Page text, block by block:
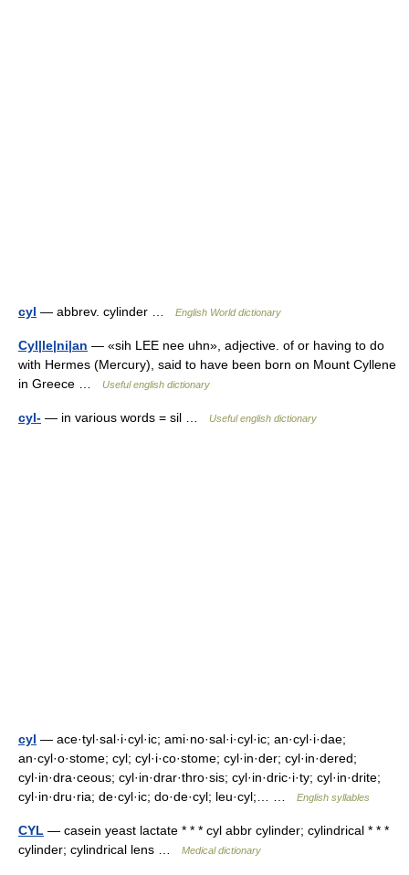
cyl — abbrev. cylinder … English World dictionary
Cyl|le|ni|an — «sih LEE nee uhn», adjective. of or having to do
with Hermes (Mercury), said to have been born on Mount Cyllene
in Greece …
Useful english dictionary
cyl- — in various words = sil … Useful english dictionary
cyl — ace·tyl·sal·i·cyl·ic; ami·no·sal·i·cyl·ic; an·cyl·i·dae;
an·cyl·o·stome; cyl; cyl·i·co·stome; cyl·in·der; cyl·in·dered;
cyl·in·dra·ceous; cyl·in·drar·thro·sis; cyl·in·dric·i·ty; cyl·in·drite;
cyl·in·dru·ria; de·cyl·ic; do·de·cyl; leu·cyl;… …
English syllables
CYL — casein yeast lactate * * * cyl abbr cylinder; cylindrical * * *
cylinder; cylindrical lens …
Medical dictionary